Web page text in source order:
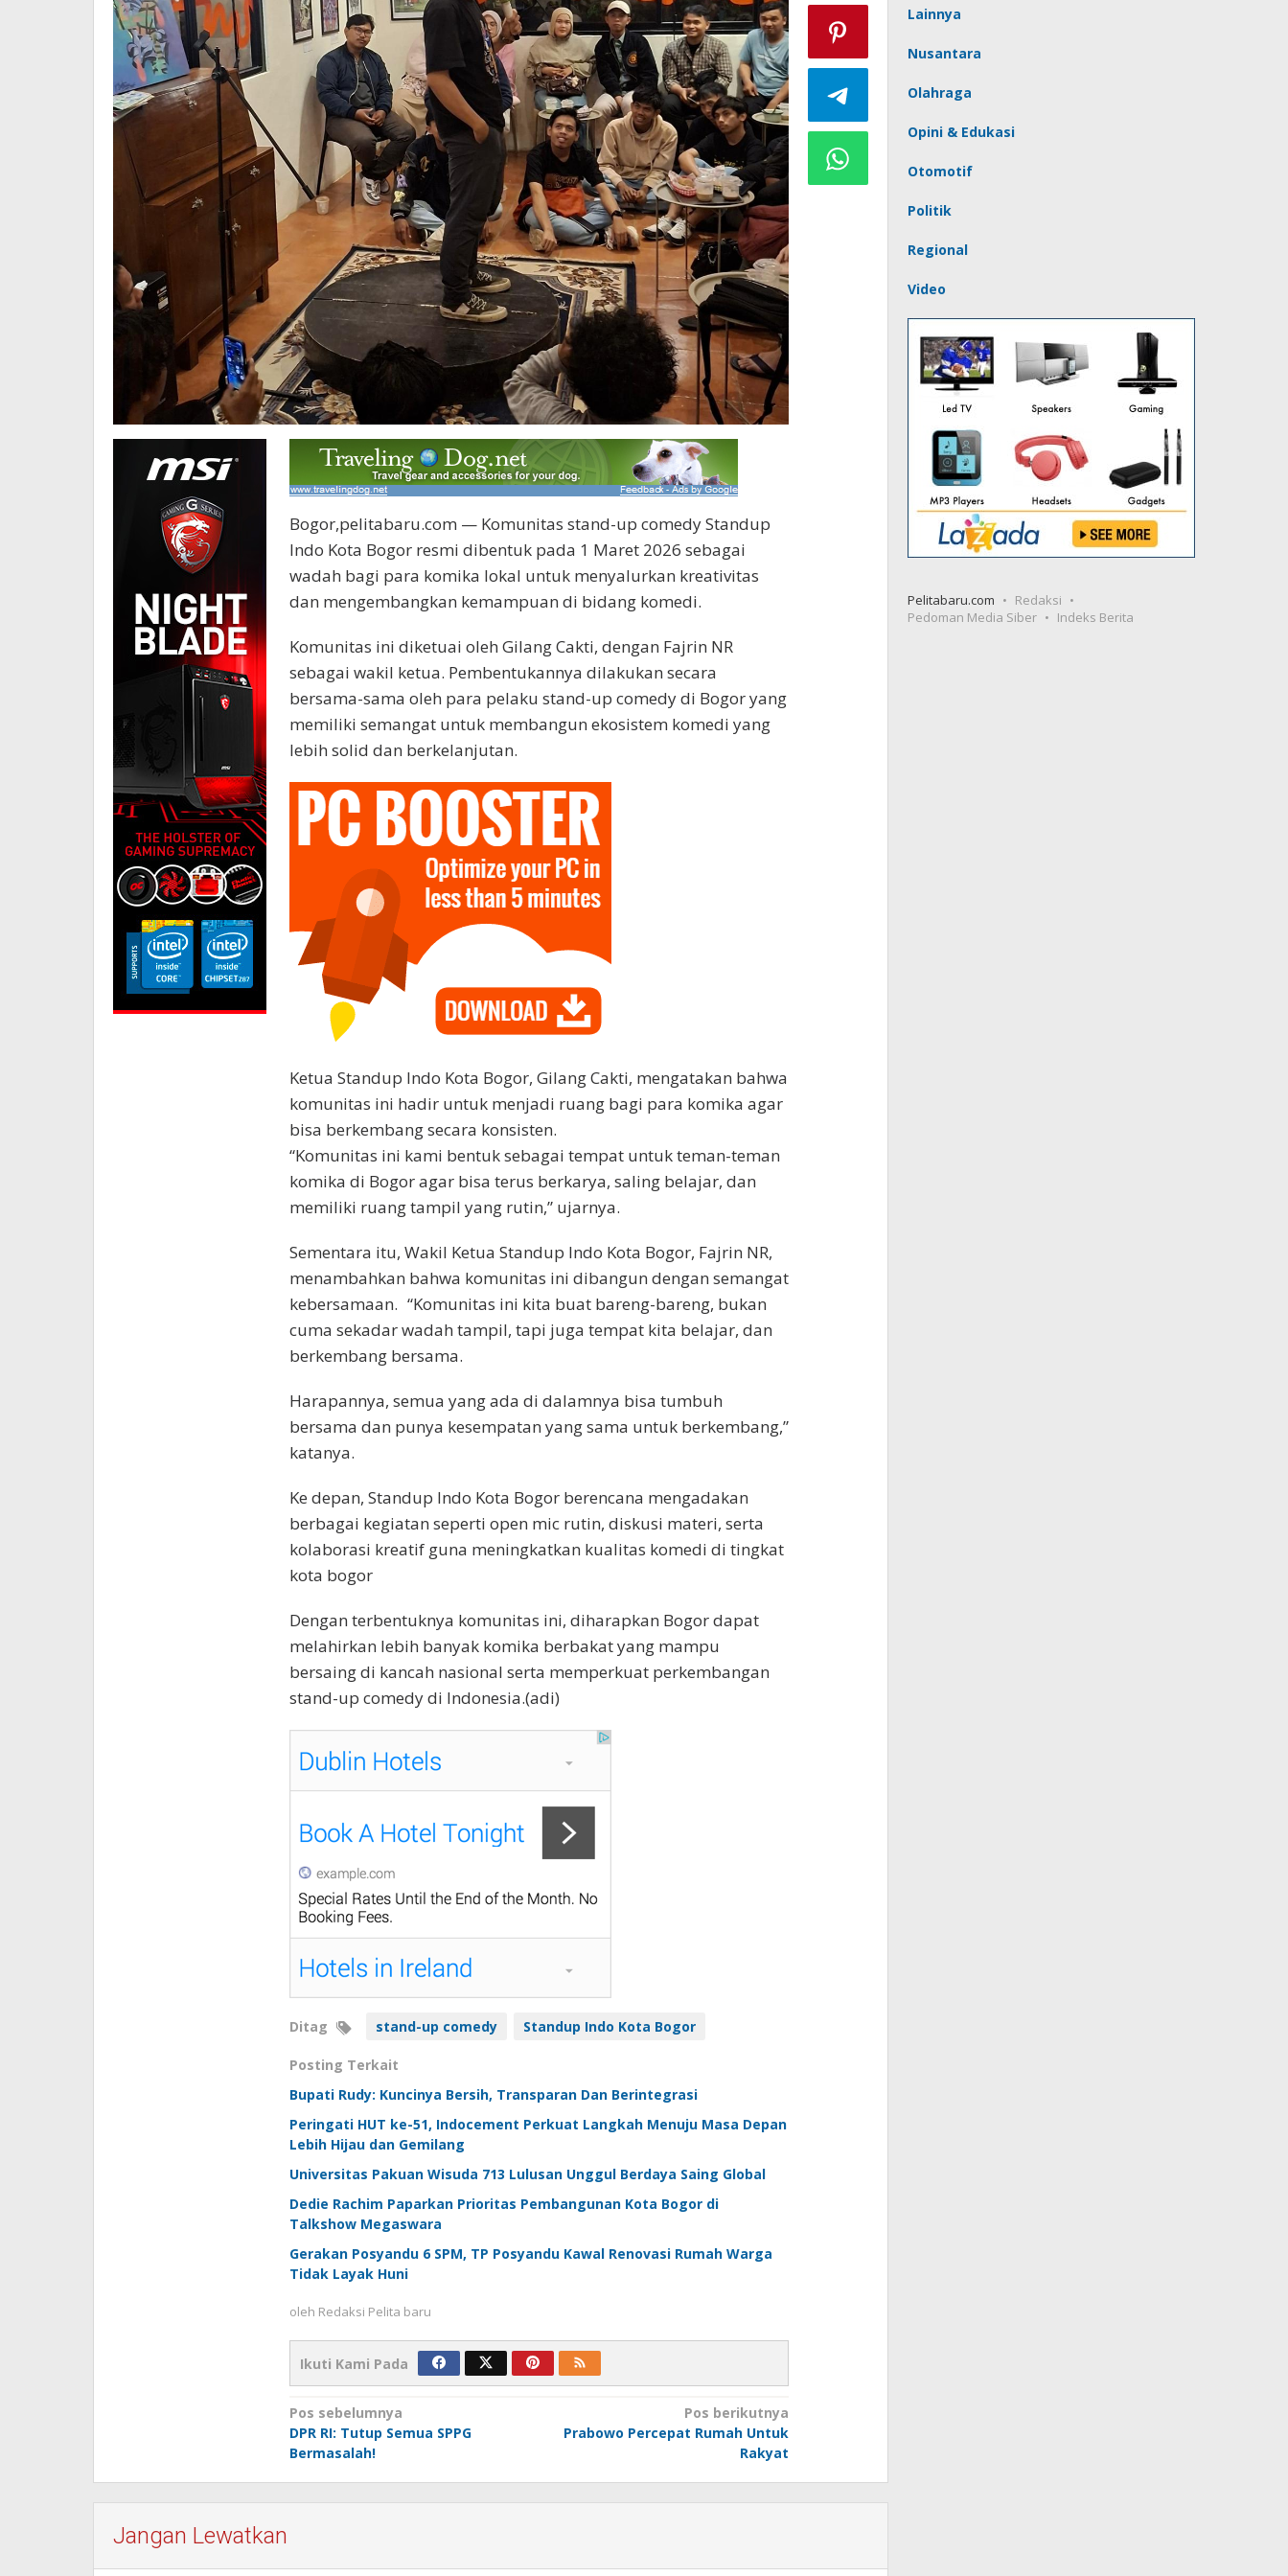
Bogor,pelitabaru.com — Komunitas stand-up comedy Standup
Indo Kota Bogor resmi dibentuk pada 1 Maret 2026 sebagai
wadah bagi para komika lokal untuk menyalurkan kreativitas
dan mengembangkan kemampuan di bidang komedi.
Komunitas ini diketuai oleh Gilang Cakti, dengan Fajrin NR
sebagai wakil ketua. Pembentukannya dilakukan secara
bersama-sama oleh para pelaku stand-up comedy di Bogor yang
memiliki semangat untuk membangun ekosistem komedi yang
lebih solid dan berkelanjutan.
Ketua Standup Indo Kota Bogor, Gilang Cakti, mengatakan bahwa
komunitas ini hadir untuk menjadi ruang bagi para komika agar
bisa berkembang secara konsisten.
“Komunitas ini kami bentuk sebagai tempat untuk teman-teman
komika di Bogor agar bisa terus berkarya, saling belajar, dan
memiliki ruang tampil yang rutin,” ujarnya.
Sementara itu, Wakil Ketua Standup Indo Kota Bogor, Fajrin NR,
menambahkan bahwa komunitas ini dibangun dengan semangat
kebersamaan. “Komunitas ini kita buat bareng-bareng, bukan
cuma sekadar wadah tampil, tapi juga tempat kita belajar, dan
berkembang bersama.
Harapannya, semua yang ada di dalamnya bisa tumbuh
bersama dan punya kesempatan yang sama untuk berkembang,”
katanya.
Ke depan, Standup Indo Kota Bogor berencana mengadakan
berbagai kegiatan seperti open mic rutin, diskusi materi, serta
kolaborasi kreatif guna meningkatkan kualitas komedi di tingkat
kota bogor
Dengan terbentuknya komunitas ini, diharapkan Bogor dapat
melahirkan lebih banyak komika berbakat yang mampu
bersaing di kancah nasional serta memperkuat perkembangan
stand-up comedy di Indonesia.(adi)
Ditag stand-up comedy Standup Indo Kota Bogor
Posting Terkait
Bupati Rudy: Kuncinya Bersih, Transparan Dan Berintegrasi
Peringati HUT ke-51, Indocement Perkuat Langkah Menuju Masa Depan
Lebih Hijau dan Gemilang
Universitas Pakuan Wisuda 713 Lulusan Unggul Berdaya Saing Global
Dedie Rachim Paparkan Prioritas Pembangunan Kota Bogor di
Talkshow Megaswara
Gerakan Posyandu 6 SPM, TP Posyandu Kawal Renovasi Rumah Warga
Tidak Layak Huni
oleh Redaksi Pelita baru
Ikuti Kami Pada
Navigasi
pos
Pos sebelumnya
DPR RI: Tutup Semua SPPG
Bermasalah!
Pos berikutnya
Prabowo Percepat Rumah Untuk
Rakyat
Jangan Lewatkan
Lainnya
Nusantara
Olahraga
Opini & Edukasi
Otomotif
Politik
Regional
Video
Pelitabaru.com
Redaksi
Pedoman Media Siber
Indeks Berita